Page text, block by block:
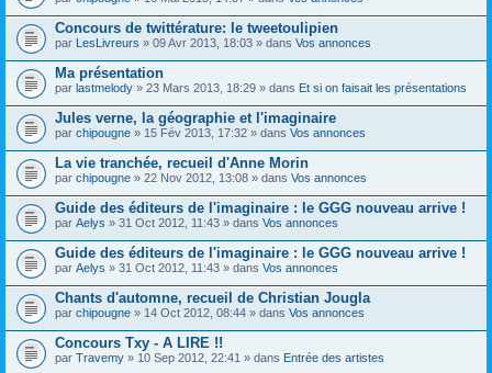
Concours de twittérature: le tweetoulipien
par LesLivreurs » 09 Avr 2013, 18:03 » dans Vos annonces
Ma présentation
par lastmelody » 23 Mars 2013, 18:29 » dans Et si on faisait les présentations
Jules verne, la géographie et l'imaginaire
par chipougne » 15 Fév 2013, 17:32 » dans Vos annonces
La vie tranchée, recueil d'Anne Morin
par chipougne » 22 Nov 2012, 13:08 » dans Vos annonces
Guide des éditeurs de l'imaginaire : le GGG nouveau arrive !
par Aelys » 31 Oct 2012, 11:43 » dans Vos annonces
Guide des éditeurs de l'imaginaire : le GGG nouveau arrive !
par Aelys » 31 Oct 2012, 11:43 » dans Vos annonces
Chants d'automne, recueil de Christian Jougla
par chipougne » 14 Oct 2012, 08:44 » dans Vos annonces
Concours Txy - A LIRE !!
par Travemy » 10 Sep 2012, 22:41 » dans Entrée des artistes